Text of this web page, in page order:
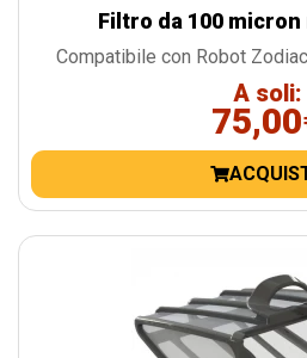
Filtro da 100
Compatibile con Robot Zodiac
A soli: